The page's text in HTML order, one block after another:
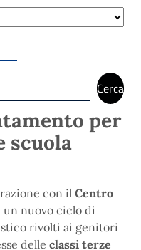
Cerca
per
scuola
con il Centro
un nuovo ciclo di
rivolti ai genitori
delle classi terze